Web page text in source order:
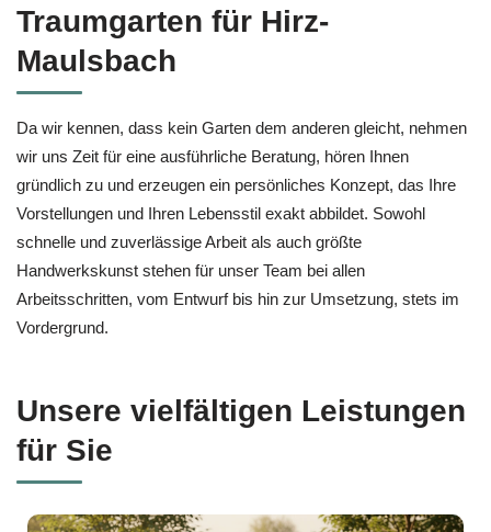
Traumgarten für Hirz-
Maulsbach
Da wir kennen, dass kein Garten dem anderen gleicht, nehmen
wir uns Zeit für eine ausführliche Beratung, hören Ihnen
gründlich zu und erzeugen ein persönliches Konzept, das Ihre
Vorstellungen und Ihren Lebensstil exakt abbildet. Sowohl
schnelle und zuverlässige Arbeit als auch größte
Handwerkskunst stehen für unser Team bei allen
Arbeitsschritten, vom Entwurf bis hin zur Umsetzung, stets im
Vordergrund.
Unsere vielfältigen Leistungen
für Sie